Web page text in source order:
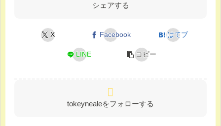
シェアする
X Facebook はてブ
LINE コピー
tokeynealeをフォローする